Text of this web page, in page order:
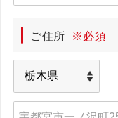
ご住所 ※必須